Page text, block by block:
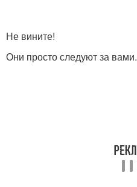
Не вините!
Они просто следуют за вами.